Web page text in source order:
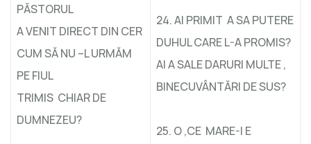
PĂSTORUL
A VENIT DIRECT DIN CER
CUM SĂ NU –L URMĂM
PE FIUL
TRIMIS CHIAR DE
DUMNEZEU?
24. AI PRIMIT A SA PUTERE
DUHUL CARE L-A PROMIS?
AI A SALE DARURI MULTE ,
BINECUVÂNTĂRI DE SUS?
25. O ,CE MARE-I E